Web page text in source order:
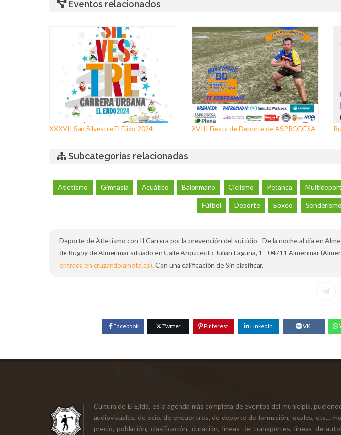
Eventos relacionados
XXXVII San Silvestre El Ejido 2024 XVIII Fiesta de Deporte de ASPRODESA
Subcategorías relacionadas
Atletismo Gimnasia Acuático Balonmano Ciclismo Petanca
Fútbol Deporte Boxeo Senderismo
Deporte de Atletismo con II Carrera por la prevención del suicidio - De la noche al día en
de Rugby de Almerimar situado en Calle Arquitecto Julián Laguna, 1 - 04711 Almerimar
entrada en cruzandolameta.es). Con una calificación de Sin clasificar.
Facebook Twitter Pinterest LinkedIn VK
Cultura de El Ejido, es la agenda más completa de eventos del municipio,
audiovisuales, de ocio, de encuentros, de deporte de formación, locales, etc...
precio, población, clasificación, duración, líneas de transportes, líneas de